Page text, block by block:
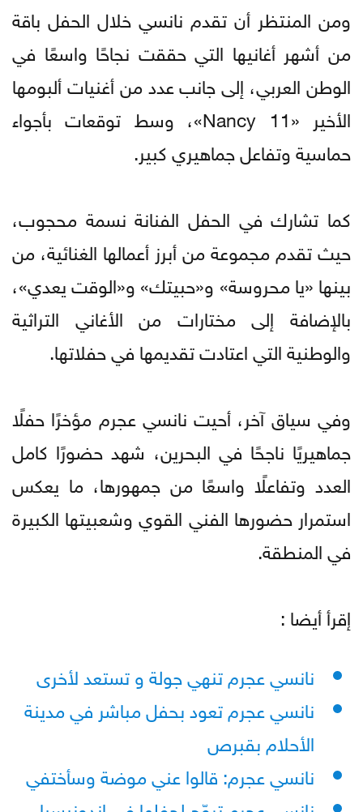
ومن المنتظر أن تقدم نانسي خلال الحفل باقة
من أشهر أغانيها التي حققت نجاحًا واسعًا في
الوطن العربي، إلى جانب عدد من أغنيات ألبومها
الأخير «Nancy 11»، وسط توقعات بأجواء
حماسية وتفاعل جماهيري كبير.
كما تشارك في الحفل الفنانة نسمة محجوب،
حيث تقدم مجموعة من أبرز أعمالها الغنائية، من
بينها «يا محروسة» و«حبيتك» و«الوقت يعدي»،
بالإضافة إلى مختارات من الأغاني التراثية
والوطنية التي اعتادت تقديمها في حفلاتها.
وفي سياق آخر، أحيت نانسي عجرم مؤخرًا حفلًا
جماهيريًا ناجحًا في البحرين، شهد حضورًا كامل
العدد وتفاعلًا واسعًا من جمهورها، ما يعكس
استمرار حضورها الفني القوي وشعبيتها الكبيرة
في المنطقة.
إقرأ أيضا :
نانسي عجرم تنهي جولة و تستعد لأخرى
نانسي عجرم تعود بحفل مباشر في مدينة
الأحلام بقبرص
نانسي عجرم: قالوا عني موضة وسأختفي